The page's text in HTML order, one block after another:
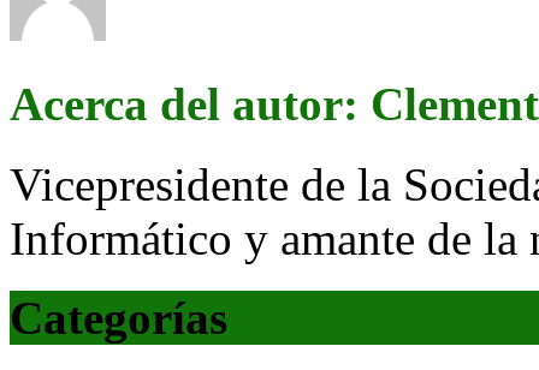
Acerca del autor:
Vicepresidente de la
Informático y amante de la
Categorías